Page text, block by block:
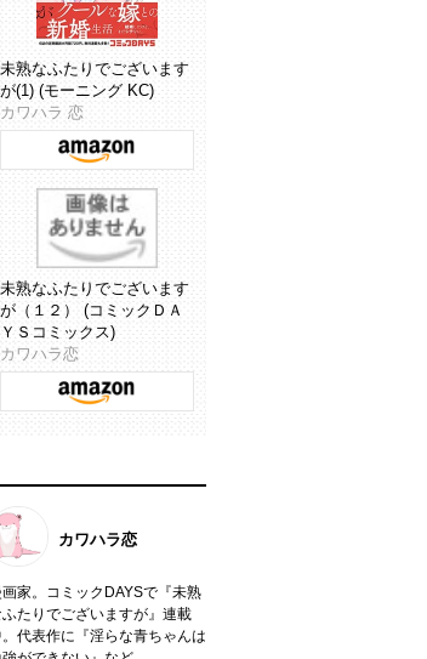
未熟なふたりでございます
が(1) (モーニング KC)
カワハラ 恋
未熟なふたりでございます
が（１２） (コミックＤＡ
ＹＳコミックス)
カワハラ恋
カワハラ恋
家。コミックDAYSで『未熟
たりでございますが』連載
代表作に『淫らな青ちゃんは